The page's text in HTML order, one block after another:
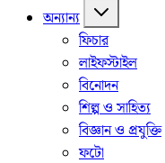
অন্যান্য
ফিচার
লাইফস্টাইল
বিনোদন
শিল্প ও সাহিত্য
বিজ্ঞান ও প্রযুক্তি
ফটো